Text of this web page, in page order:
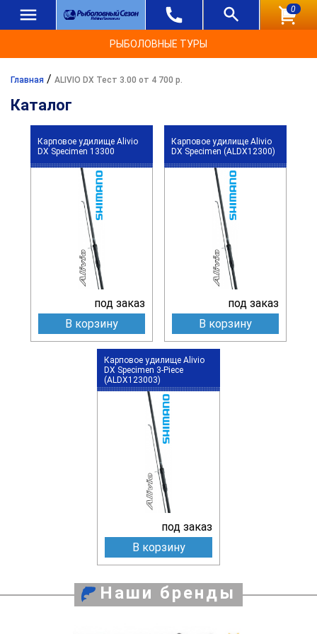
0
РЫБОЛОВНЫЕ ТУРЫ
Главная / ALIVIO DX Тест 3.00 от 4 700 р.
Каталог
Карповое удилище Alivio
DX Specimen 13300
под заказ
В корзину
Карповое удилище Alivio
DX Specimen (ALDX12300)
под заказ
В корзину
Карповое удилище Alivio
DX Specimen 3-Piece
(ALDX123003)
под заказ
В корзину
Наши бренды